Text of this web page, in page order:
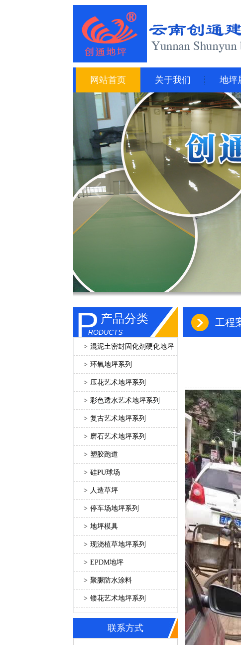
网站首页 关于我们 地坪
P产品分类
RODUCTS
> 混泥土密封固化剂硬化地坪
> 环氧地坪系列
> 压花艺术地坪系列
> 彩色透水艺术地坪系列
> 复古艺术地坪系列
> 磨石艺术地坪系列
> 塑胶跑道
> 硅PU球场
> 人造草坪
> 停车场地坪系列
> 地坪模具
> 现浇植草地坪系列
> EPDM地坪
> 聚脲防水涂料
> 镂花艺术地坪系列
联系方式
工程